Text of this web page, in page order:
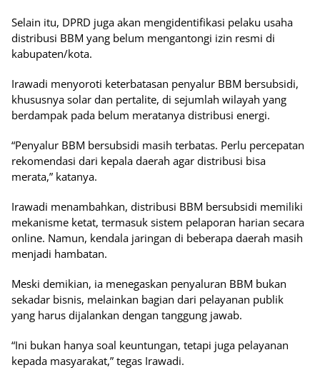
Selain itu, DPRD juga akan mengidentifikasi pelaku usaha
distribusi BBM yang belum mengantongi izin resmi di
kabupaten/kota.
Irawadi menyoroti keterbatasan penyalur BBM bersubsidi,
khususnya solar dan pertalite, di sejumlah wilayah yang
berdampak pada belum meratanya distribusi energi.
“Penyalur BBM bersubsidi masih terbatas. Perlu percepatan
rekomendasi dari kepala daerah agar distribusi bisa
merata,” katanya.
Irawadi menambahkan, distribusi BBM bersubsidi memiliki
mekanisme ketat, termasuk sistem pelaporan harian secara
online. Namun, kendala jaringan di beberapa daerah masih
menjadi hambatan.
Meski demikian, ia menegaskan penyaluran BBM bukan
sekadar bisnis, melainkan bagian dari pelayanan publik
yang harus dijalankan dengan tanggung jawab.
“Ini bukan hanya soal keuntungan, tetapi juga pelayanan
kepada masyarakat,” tegas Irawadi.